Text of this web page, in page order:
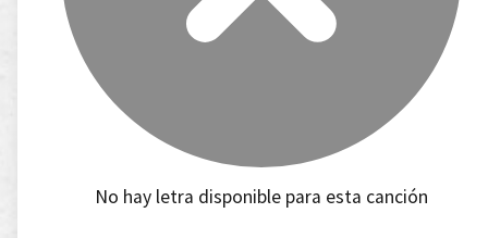
No hay letra disponible para esta canción